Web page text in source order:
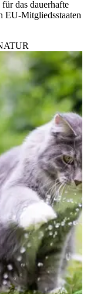
das dauerhafte
EU-Mitgliedsstaaten